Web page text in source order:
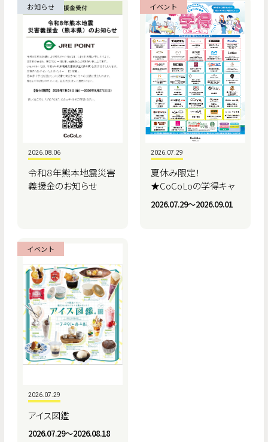
お知らせ
2026.08.06
令和８年熊本地震災害
義援金のお知らせ
イベント
2026.07.29
夏休み限定！
★CoCoLoの学得キャ
ンペーン★
2026.07.29〜2026.09.01
イベント
2026.07.29
アイス図鑑
2026.07.29〜2026.08.18